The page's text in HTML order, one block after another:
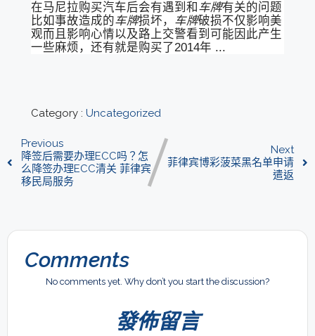
在马尼拉购买汽车后会有遇到和 车牌有关的问题
比如事故造成的车牌损坏， 车牌破损不仅影响美
观而且影响心情以及路上交警看到可能因此产生
一些麻烦，还有就是购买了2014年 ...
Category : Uncategorized
Previous
降签后需要办理ECC吗？怎
么降签办理ECC清关 菲律宾
移民局服务
Next
菲律宾博彩菠菜黑名单申请
遣返
Comments
No comments yet. Why don’t you start the discussion?
發佈留言